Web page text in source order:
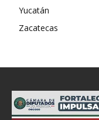
Yucatán
Zacatecas